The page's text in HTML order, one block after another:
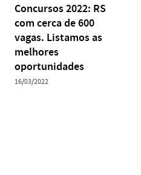
Concursos 2022: RS
com cerca de 600
vagas. Listamos as
melhores
oportunidades
16/03/2022